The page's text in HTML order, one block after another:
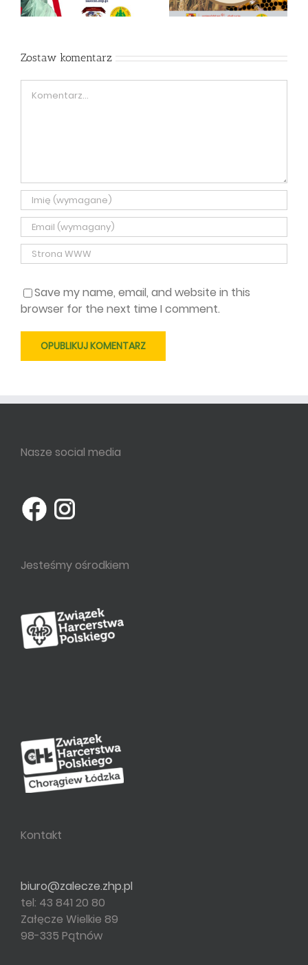
Zostaw komentarz
Save my name, email, and website in this
browser for the next time I comment.
Nasze social media
Jesteśmy ośrodkiem
Kontakt
biuro@zalecze.zhp.pl
tel: 43 841 20 80
Załęcze Wielkie 89
98-335 Pątnów